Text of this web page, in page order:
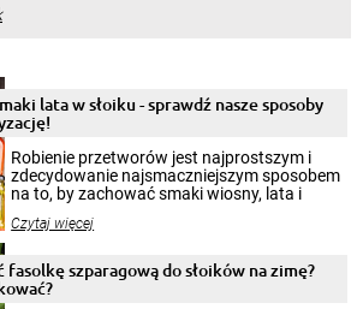
lata w słoiku - sprawdź nasze sposoby
Robienie przetworów jest najprostszym i
zdecydowanie najsmaczniejszym sposobem
na to, by zachować smaki wiosny, lata i
krajobrazów, by cieszyć nimi oko w sezonie
pełni poczuć atmosferę cieplejszych
miesięcy. Przygotowanie słoików ze
Czytaj więcej
fasolkę szparagową do słoików na zimę?